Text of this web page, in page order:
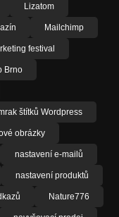
Lizatom
Mailchimp
festival
Brno
štítků Wordpress
obrázky
nastavení e-mailů
nastavení produktů
Nature776